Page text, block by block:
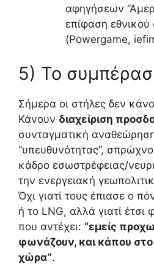
αφηγήσεων
επίφαση
(Powergame,
5) Το
Σήμερα οι στήλες δεν
Κάνουν διαχείριση
συνταγματική
“υπευθυνότητας”,
κάδρο εσωστρέφειας/
την ενεργειακή
Όχι γιατί τους έπιασε ο
ή το LNG, αλλά γιατί έτσι
που αντέχει: “εμείς
φωνάζουν, και κάπου στο
χώρα”.